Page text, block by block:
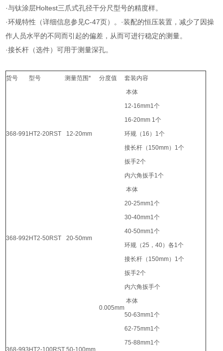
·与钛涂层Holtest三爪式孔径干分尺型号的精度样。
·环规特性（详细信息参见C-47页）。·装配的恒压装置，减少了因操
作人员水平的不同而引起的偏差，从而可进行稳定的测量。
·接长杆（选件）可用于测量深孔。
货号 型号 测量范围* 分度值 套装内容
368-991 ​HT2-20RST 12-20mm
0.005mm
本体
12-16mm1个
16-20mm 1个
环规（16）1个
接长杆（150mm）1个
扳手2个
内六角扳手1个
368-992 ​HT2-50RST 20-50mm
本体
20-25mm1个
30-40mm1个
40-50mm1个
环规（25，40）各1个
接长杆（150mm）1个
扳手2个
内六角扳手个
368-993 ​HT2-100RST 50-100mm
本体
50-63mm1个
62-75mm1个
75-88mm1个